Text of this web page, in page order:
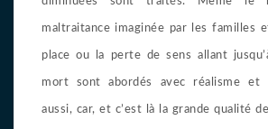
maltraitance imaginée par les familles
place ou la perte de sens allant
mort sont abordés avec réalisme et
aussi, car, et c’est là la grande qualité